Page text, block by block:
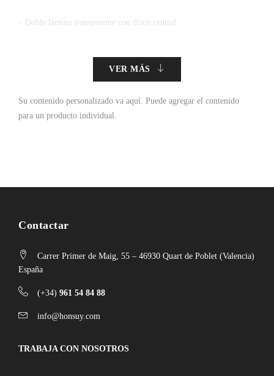
– Doble lámina transparente con disco central
VER MÁS
Su contenido personalizado va aquí. Puede agregar el contenido
para un producto individual.
Contactar
Carrer Primer de Maig, 55 – 46930 Quart de Poblet (Valencia)
España
(+34) 961 54 84 88
info@honsuy.com
TRABAJA CON NOSOTROS